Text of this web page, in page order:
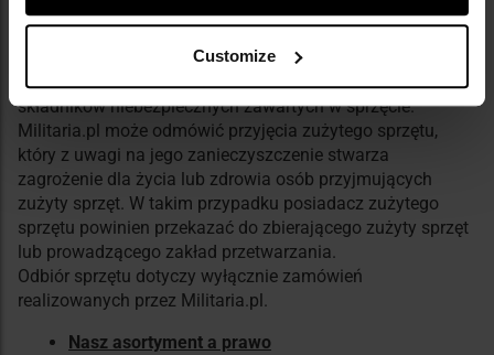
Customize
Selektywne gromadzenie zużytego sprzętu przyczynia się
do ochrony środowiska poprzez zmniejszenie emisji
składników niebezpiecznych zawartych w sprzęcie.
Militaria.pl może odmówić przyjęcia zużytego sprzętu,
który z uwagi na jego zanieczyszczenie stwarza
zagrożenie dla życia lub zdrowia osób przyjmujących
zużyty sprzęt. W takim przypadku posiadacz zużytego
sprzętu powinien przekazać do zbierającego zużyty sprzęt
lub prowadzącego zakład przetwarzania.
Odbiór sprzętu dotyczy wyłącznie zamówień
realizowanych przez Militaria.pl.
Nasz asortyment a prawo